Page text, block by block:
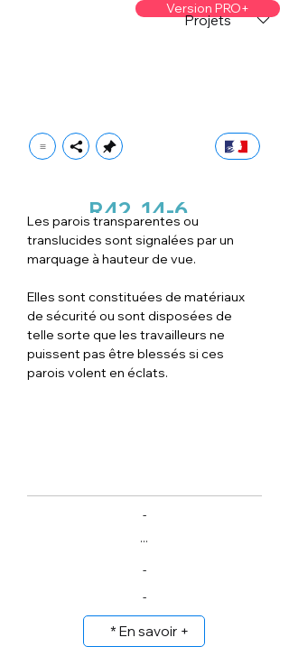
Version PRO+
Projets
R42 14-6
Les parois transparentes ou
translucides sont signalées par un
marquage à hauteur de vue.
Elles sont constituées de matériaux
de sécurité ou sont disposées de
telle sorte que les travailleurs ne
puissent pas être blessés si ces
parois volent en éclats.
-
...
-
-
* En savoir +